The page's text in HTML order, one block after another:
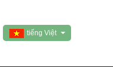
tiếng Việt